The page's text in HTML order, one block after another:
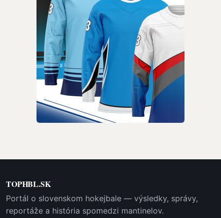
TOPHBL.SK
Portál o slovenskom hokejbale — výsledky, správy,
reportáže a história spomedzi mantinelov.